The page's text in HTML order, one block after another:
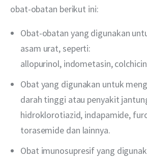
obat-obatan berikut ini:
Obat-obatan yang digunakan
asam urat, seperti:
allopurinol, indometasin,
Obat yang digunakan untuk
darah tinggi atau penyakit
hidroklorotiazid, indapamide,
torasemide dan lainnya.
Obat imunosupresif yang